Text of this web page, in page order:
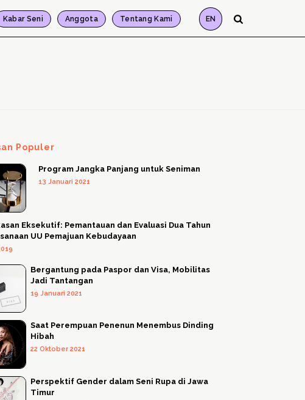
Kabar Seni Anggota Tentang Kami EN
Populer
Program Jangka Panjang untuk Seniman
13 Januari 2021
Eksekutif: Pemantauan dan Evaluasi Dua Tahun
UU Pemajuan Kebudayaan
Bergantung pada Paspor dan Visa, Mobilitas
Jadi Tantangan
19 Januari 2021
Saat Perempuan Penenun Menembus Dinding
Hibah
22 Oktober 2021
Perspektif Gender dalam Seni Rupa di Jawa
Timur